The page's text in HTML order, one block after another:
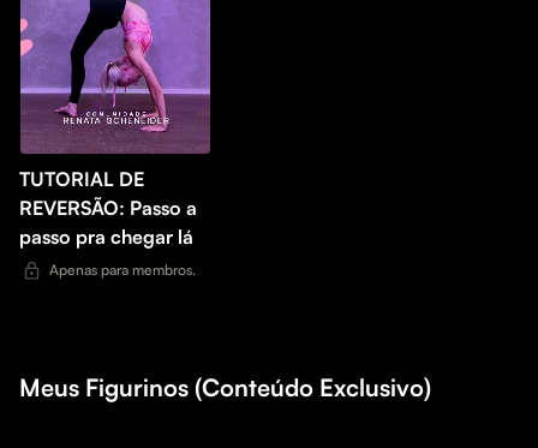
TUTORIAL DE
REVERSÃO: Passo a
passo pra chegar lá
Apenas para membros.
Meus Figurinos (Conteúdo Exclusivo)